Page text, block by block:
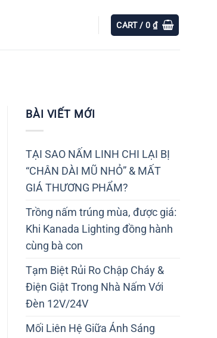
CART /0 ₫
BÀI VIẾT MỚI
TẠI SAO NẤM LINH CHI LẠI BỊ
“CHÂN DÀI MŨ NHỎ” & MẤT
GIÁ THƯƠNG PHẨM?
Trồng nấm trúng mùa, được giá:
Khi Kanada Lighting đồng hành
cùng bà con
Tạm Biệt Rủi Ro Chập Cháy &
Điện Giật Trong Nhà Nấm Với
Đèn 12V/24V
Mối Liên Hệ Giữa Ánh Sáng